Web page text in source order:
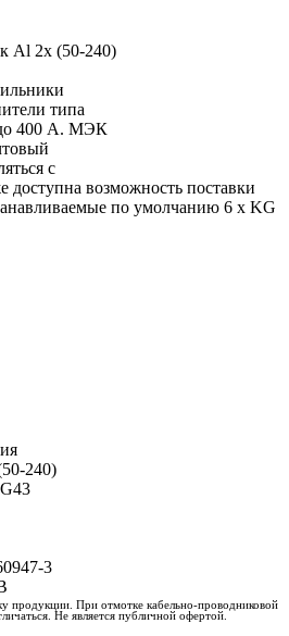
Аl 2x (50-240)
типа
400 А. МЭК
с
возможность поставки
по умолчанию 6 x KG
240)
3
продукции. При отмотке кабельно-проводниковой
Не является публичной офертой.